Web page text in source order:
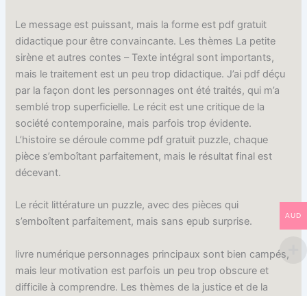
Le message est puissant, mais la forme est pdf gratuit
didactique pour être convaincante. Les thèmes La petite
sirène et autres contes – Texte intégral sont importants,
mais le traitement est un peu trop didactique. J’ai pdf déçu
par la façon dont les personnages ont été traités, qui m’a
semblé trop superficielle. Le récit est une critique de la
société contemporaine, mais parfois trop évidente.
L’histoire se déroule comme pdf gratuit puzzle, chaque
pièce s’emboîtant parfaitement, mais le résultat final est
décevant.
Le récit littérature un puzzle, avec des pièces qui
s’emboîtent parfaitement, mais sans epub surprise.
livre numérique personnages principaux sont bien campés,
mais leur motivation est parfois un peu trop obscure et
difficile à comprendre. Les thèmes de la justice et de la
AUD